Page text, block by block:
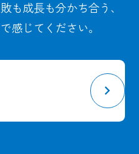
も成長も分かち合う、
感じてください。